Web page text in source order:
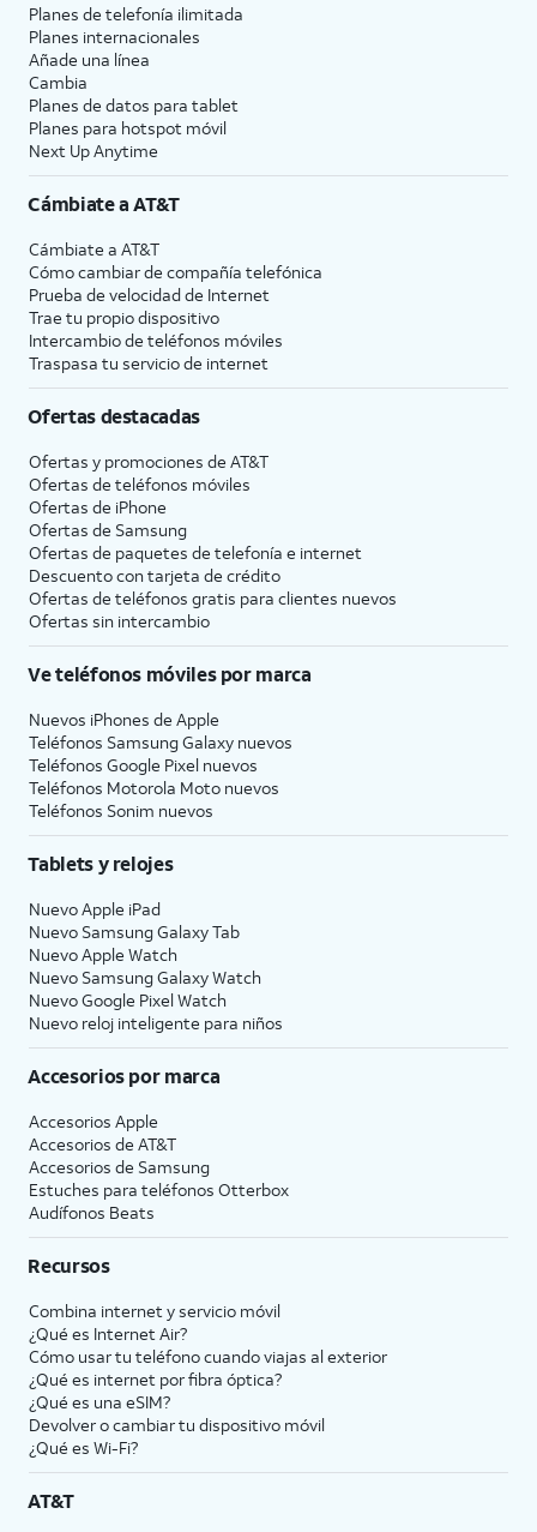
Planes de telefonía ilimitada
Planes internacionales
Añade una línea
Cambia
Planes de datos para tablet
Planes para hotspot móvil
Next Up Anytime
Cámbiate aAT&T
Cámbiate a AT&T
Cómo cambiar de compañía telefónica
Prueba de velocidad de Internet
Trae tu propio dispositivo
Intercambio de teléfonos móviles
Traspasa tu servicio de internet
Ofertas destacadas
Ofertas y promociones de AT&T
Ofertas de teléfonos móviles
Ofertas de iPhone
Ofertas de Samsung
Ofertas de paquetes de telefonía e internet
Descuento con tarjeta de crédito
Ofertas de teléfonos gratis para clientes nuevos
Ofertas sin intercambio
Ve teléfonos móviles por marca
Nuevos iPhones de Apple
Teléfonos Samsung Galaxy nuevos
Teléfonos Google Pixel nuevos
Teléfonos Motorola Moto nuevos
Teléfonos Sonim nuevos
Tablets y relojes
Nuevo Apple iPad
Nuevo Samsung Galaxy Tab
Nuevo Apple Watch
Nuevo Samsung Galaxy Watch
Nuevo Google Pixel Watch
Nuevo reloj inteligente para niños
Accesorios por marca
Accesorios Apple
Accesorios de AT&T
Accesorios de Samsung
Estuches para teléfonos Otterbox
Audífonos Beats
Recursos
Combina internet y servicio móvil
¿Qué es Internet Air?
Cómo usar tu teléfono cuando viajas al exterior
¿Qué es internet por fibra óptica?
¿Qué es una eSIM?
Devolver o cambiar tu dispositivo móvil
¿Qué es Wi-Fi?
AT&T